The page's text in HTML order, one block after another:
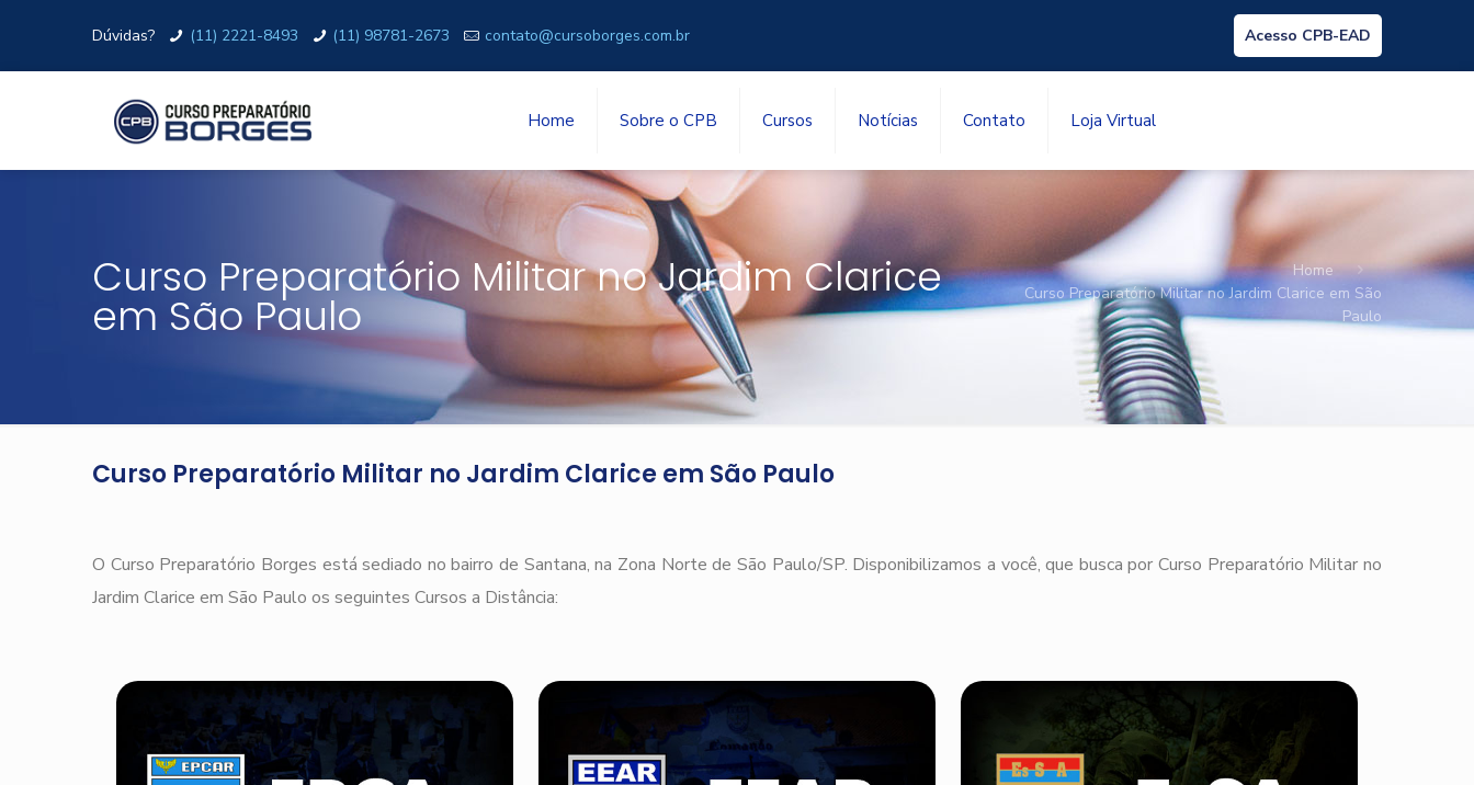
Dúvidas? (11) 2221-8493 (11) 98781-2673 contato@cursoborges.com.br Acesso CPB-EAD
Home Sobre o CPB Cursos Notícias Contato Loja Virtual
Curso Preparatório Militar no Jardim Clarice
em São Paulo
Home
Curso Preparatório Militar no Jardim Clarice em São
Paulo
Curso Preparatório Militar no Jardim Clarice em São Paulo
O Curso Preparatório Borges está sediado no bairro de Santana, na Zona Norte de São Paulo/SP. Disponibilizamos a você, que busca por Curso Preparatório Militar no
Jardim Clarice em São Paulo os seguintes Cursos a Distância: